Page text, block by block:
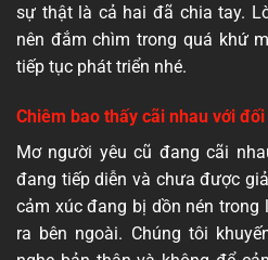
sự thật là cả hai đã chia tay.
nên đắm chìm trong quá khứ
tiếp tục phát triển nhé.
Chiêm bao thấy cãi nhau với
Mơ người yêu cũ đang cãi
đang tiếp diễn và chưa được
cảm xúc đang bị dồn nén trong
ra bên ngoài. Chúng tôi